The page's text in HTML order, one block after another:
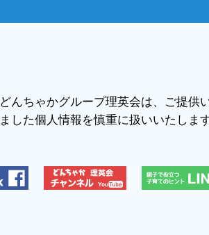
どんちゃかグループ理英会は、ご提供
ました個人情報を慎重に扱いいたしま